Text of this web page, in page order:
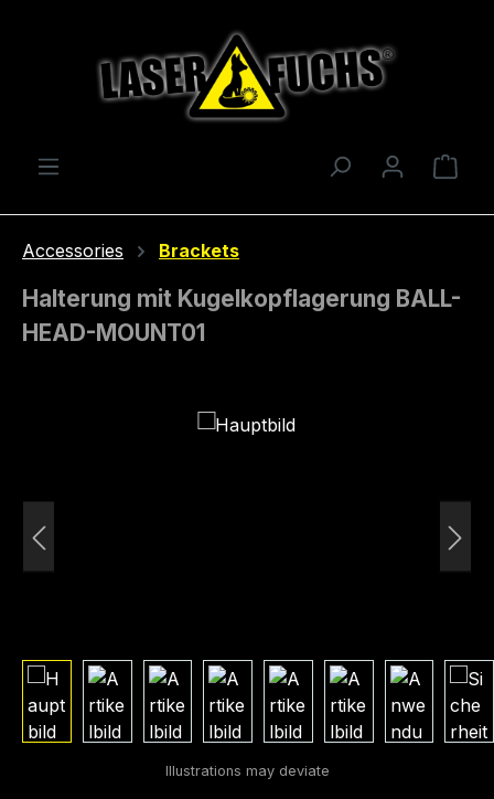
Accessories Brackets
Halterung mit Kugelkopflagerung BALL-
HEAD-MOUNT01